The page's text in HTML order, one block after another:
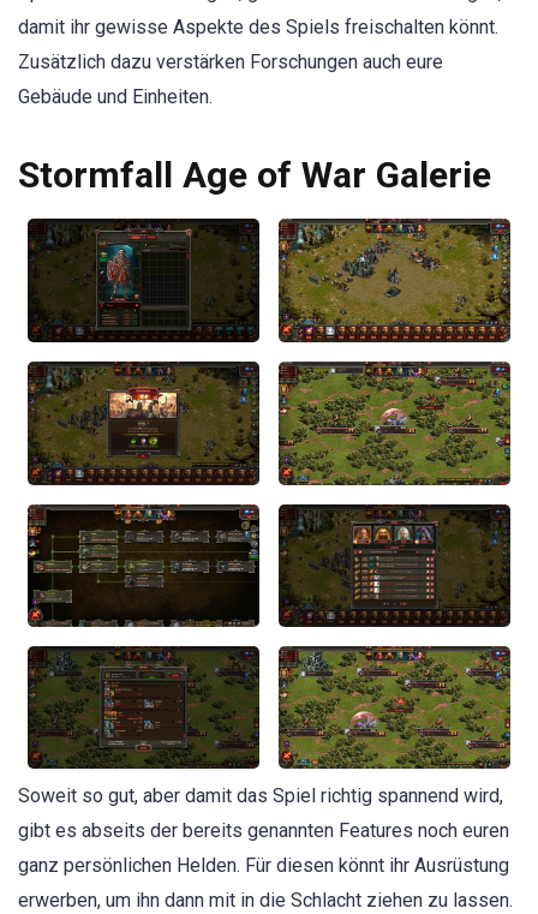
damit ihr gewisse Aspekte des Spiels freischalten könnt.
Zusätzlich dazu verstärken Forschungen auch eure
Gebäude und Einheiten.
Stormfall Age of War Galerie
Soweit so gut, aber damit das Spiel richtig spannend wird,
gibt es abseits der bereits genannten Features noch euren
ganz persönlichen Helden. Für diesen könnt ihr Ausrüstung
erwerben, um ihn dann mit in die Schlacht ziehen zu lassen.